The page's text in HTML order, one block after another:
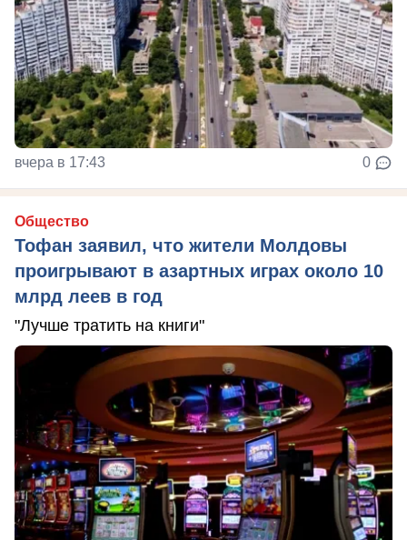
вчера в 17:43 0
Общество
Тофан заявил, что жители Молдовы
проигрывают в азартных играх около 10
млрд леев в год
"Лучше тратить на книги"